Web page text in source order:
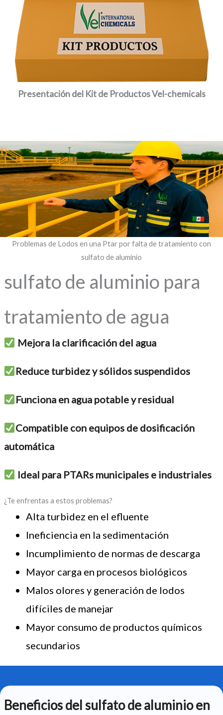
Presentación del Kit de Productos Vel-chemicals
Problemas de Lodos en una Ptar por falta de tratamiento con
sulfato de aluminio
sulfato de aluminio para
tratamiento de agua
Mejora la clarificación del agua
Reduce turbidez y sólidos suspendidos
Funciona en agua potable y residual
Compatible con equipos de dosificación
automática
Ideal para PTARs municipales e industriales
¿Te enfrentas a estos problemas?
Alta turbidez en el efluente
Ineficiencia en la sedimentación
Incumplimiento de normas de descarga
Mayor carga en procesos biológicos
Malos olores y generación de lodos
difíciles de manejar
Mayor consumo de productos químicos
secundarios
Beneficios del sulfato de aluminio en